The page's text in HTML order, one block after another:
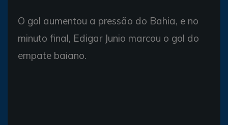
O gol aumentou a pressão do Bahia, e no
minuto final, Edigar Junio marcou o gol do
empate baiano.